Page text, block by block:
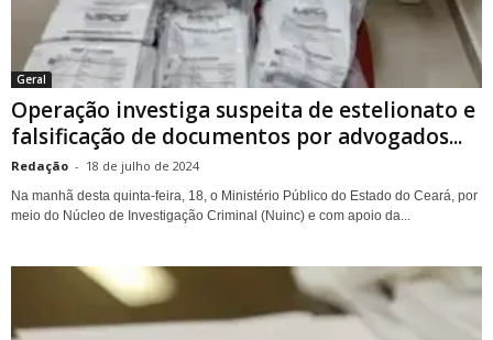
Geral
Operação investiga suspeita de estelionato e
falsificação de documentos por advogados...
Redação - 18 de julho de 2024
Na manhã desta quinta-feira, 18, o Ministério Público do Estado do Ceará, por
meio do Núcleo de Investigação Criminal (Nuinc) e com apoio da...